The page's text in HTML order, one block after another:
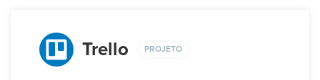
Trello PROJETO